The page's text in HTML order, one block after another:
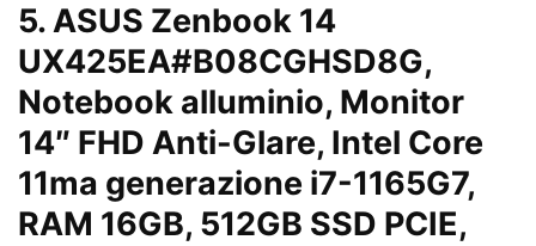
5.ASUS Zenbook 14
UX425EA#B08CGHSD8G,
Notebook alluminio, Monitor
14″ FHD Anti-Glare, Intel Core
11ma generazione i7-1165G7,
RAM 16GB, 512GB SSD PCIE,